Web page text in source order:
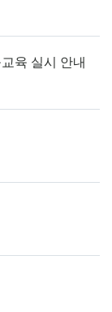
육 실시 안내